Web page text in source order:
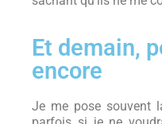
Et demain,
encore
Je me pose souvent